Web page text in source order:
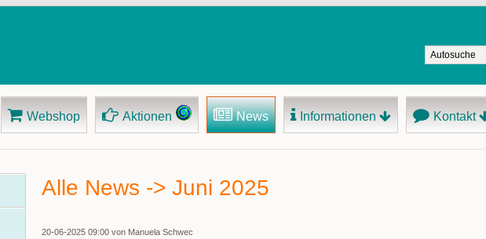
Webshop Aktionen News Informationen Kontakt
Alle News -> Juni 2025
20-06-2025 09:00 von Manuela Schwec